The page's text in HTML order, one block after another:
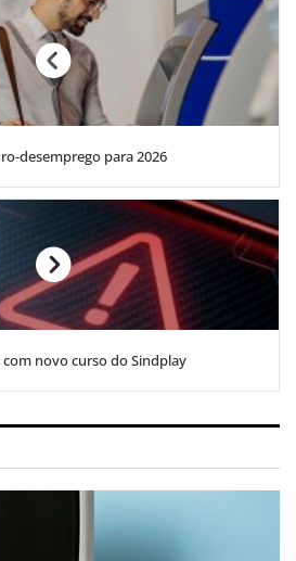
desemprego para 2026
novo curso do Sindplay